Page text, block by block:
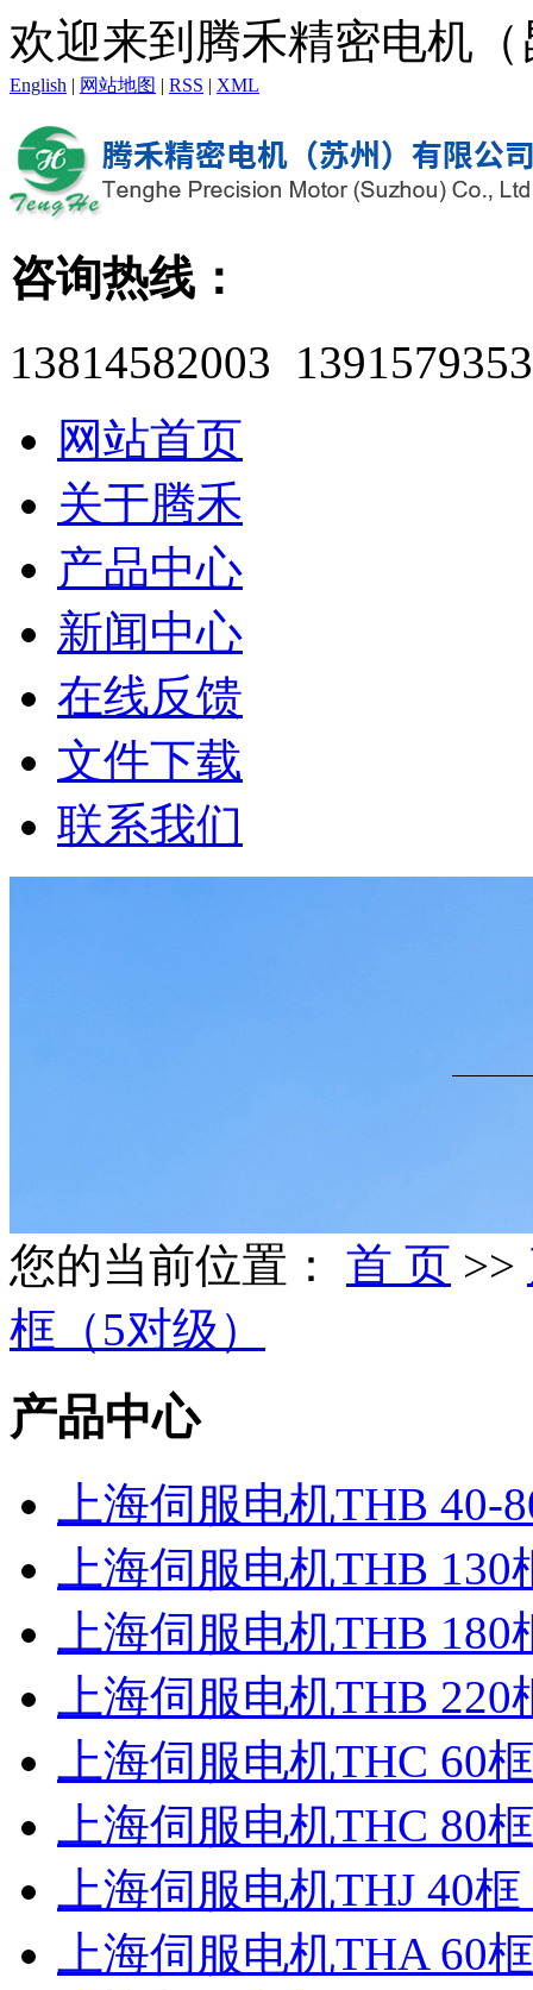
欢迎来到腾禾精密电机
English | 网站地图 | RSS | XML
咨询热线：
13814582003
网站首页
关于腾禾
产品中心
新闻中心
在线反馈
文件下载
联系我们
您的当前位置： 首 页 >>
框（5对级）
产品中心
上海伺服电机THB 40-
上海伺服电机THB
上海伺服电机THB
上海伺服电机THB
上海伺服电机THC 60
上海伺服电机THC 80
上海伺服电机THJ 40
上海伺服电机THA 60框